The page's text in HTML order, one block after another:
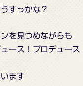
すっかな？
を見つめながらも
ース！プロデュース
ます